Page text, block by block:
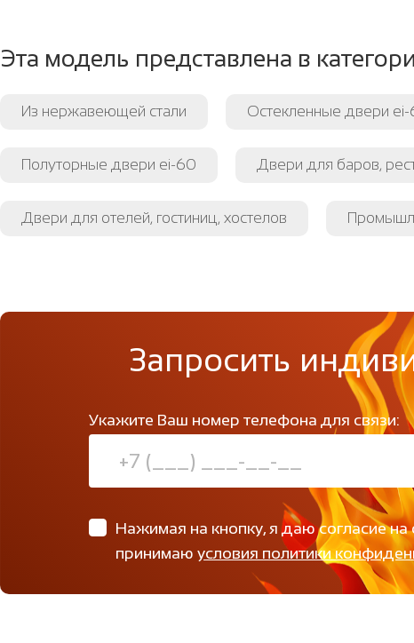
Эта модель представлена в
Из нержавеющей стали Остекленные двери
Полуторные двери ei-60 Двери для баров,
Двери для отелей, гостиниц, хостелов
Запросить
Укажите Ваш номер телефона для связи:
Нажимая на кнопку, я даю согласие
принимаю условия политики